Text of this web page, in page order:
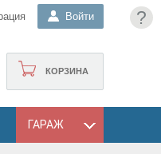
?
Войти
КОРЗИНА
ГАРАЖ